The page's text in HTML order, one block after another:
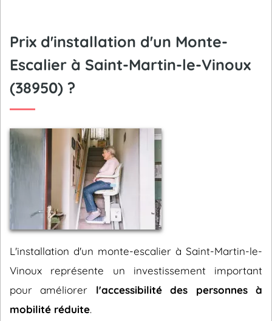
Prix d'installation d'un Monte-
Escalier à Saint-Martin-le-Vinoux
(38950) ?
L'installation d'un monte-escalier à Saint-Martin-le-
Vinoux représente un investissement important
pour améliorer l'accessibilité des personnes à
mobilité réduite.